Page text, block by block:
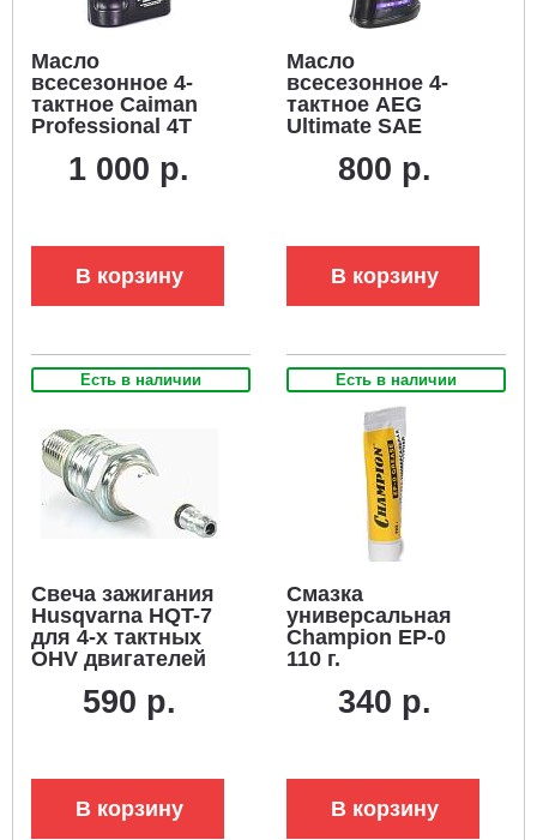
Масло
всесезонное 4-
тактное Caiman
Professional 4T
полусинтетическое
1 000 р.
В корзину
Масло
всесезонное 4-
тактное AEG
Ultimate SAE
полусинтетическое
800 р.
В корзину
Есть в наличии
Свеча зажигания
Husqvarna HQT-7
для 4-х тактных
OHV двигателей
(аналог RN9YC /
BPR6ES / WR7DC /
590 р.
В корзину
Есть в наличии
Смазка
универсальная
Champion EP-0
110 г.
340 р.
В корзину